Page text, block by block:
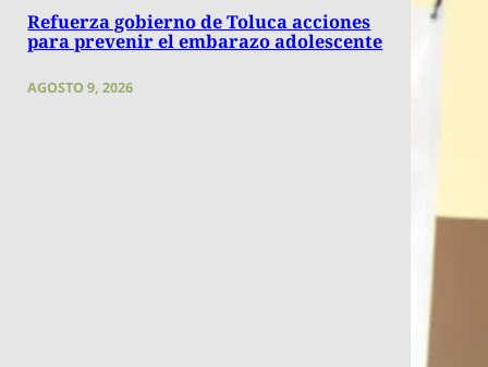
Refuerza gobierno de Toluca acciones
para prevenir el embarazo adolescente
AGOSTO 9, 2026